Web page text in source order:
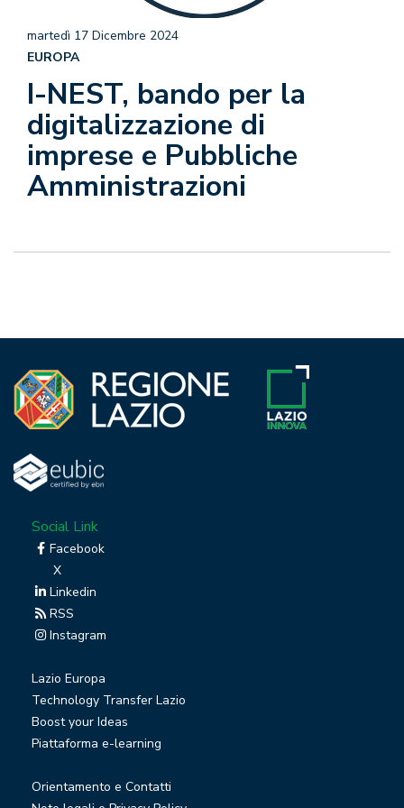
I-NEST, bando per la
digitalizzazione di
imprese e Pubbliche
Amministrazioni
martedì 17 Dicembre 2024
EUROPA
Social Link
Facebook
X
Linkedin
RSS
Instagram
Lazio Europa
Technology Transfer Lazio
Boost your Ideas
Piattaforma e-learning
Orientamento e Contatti